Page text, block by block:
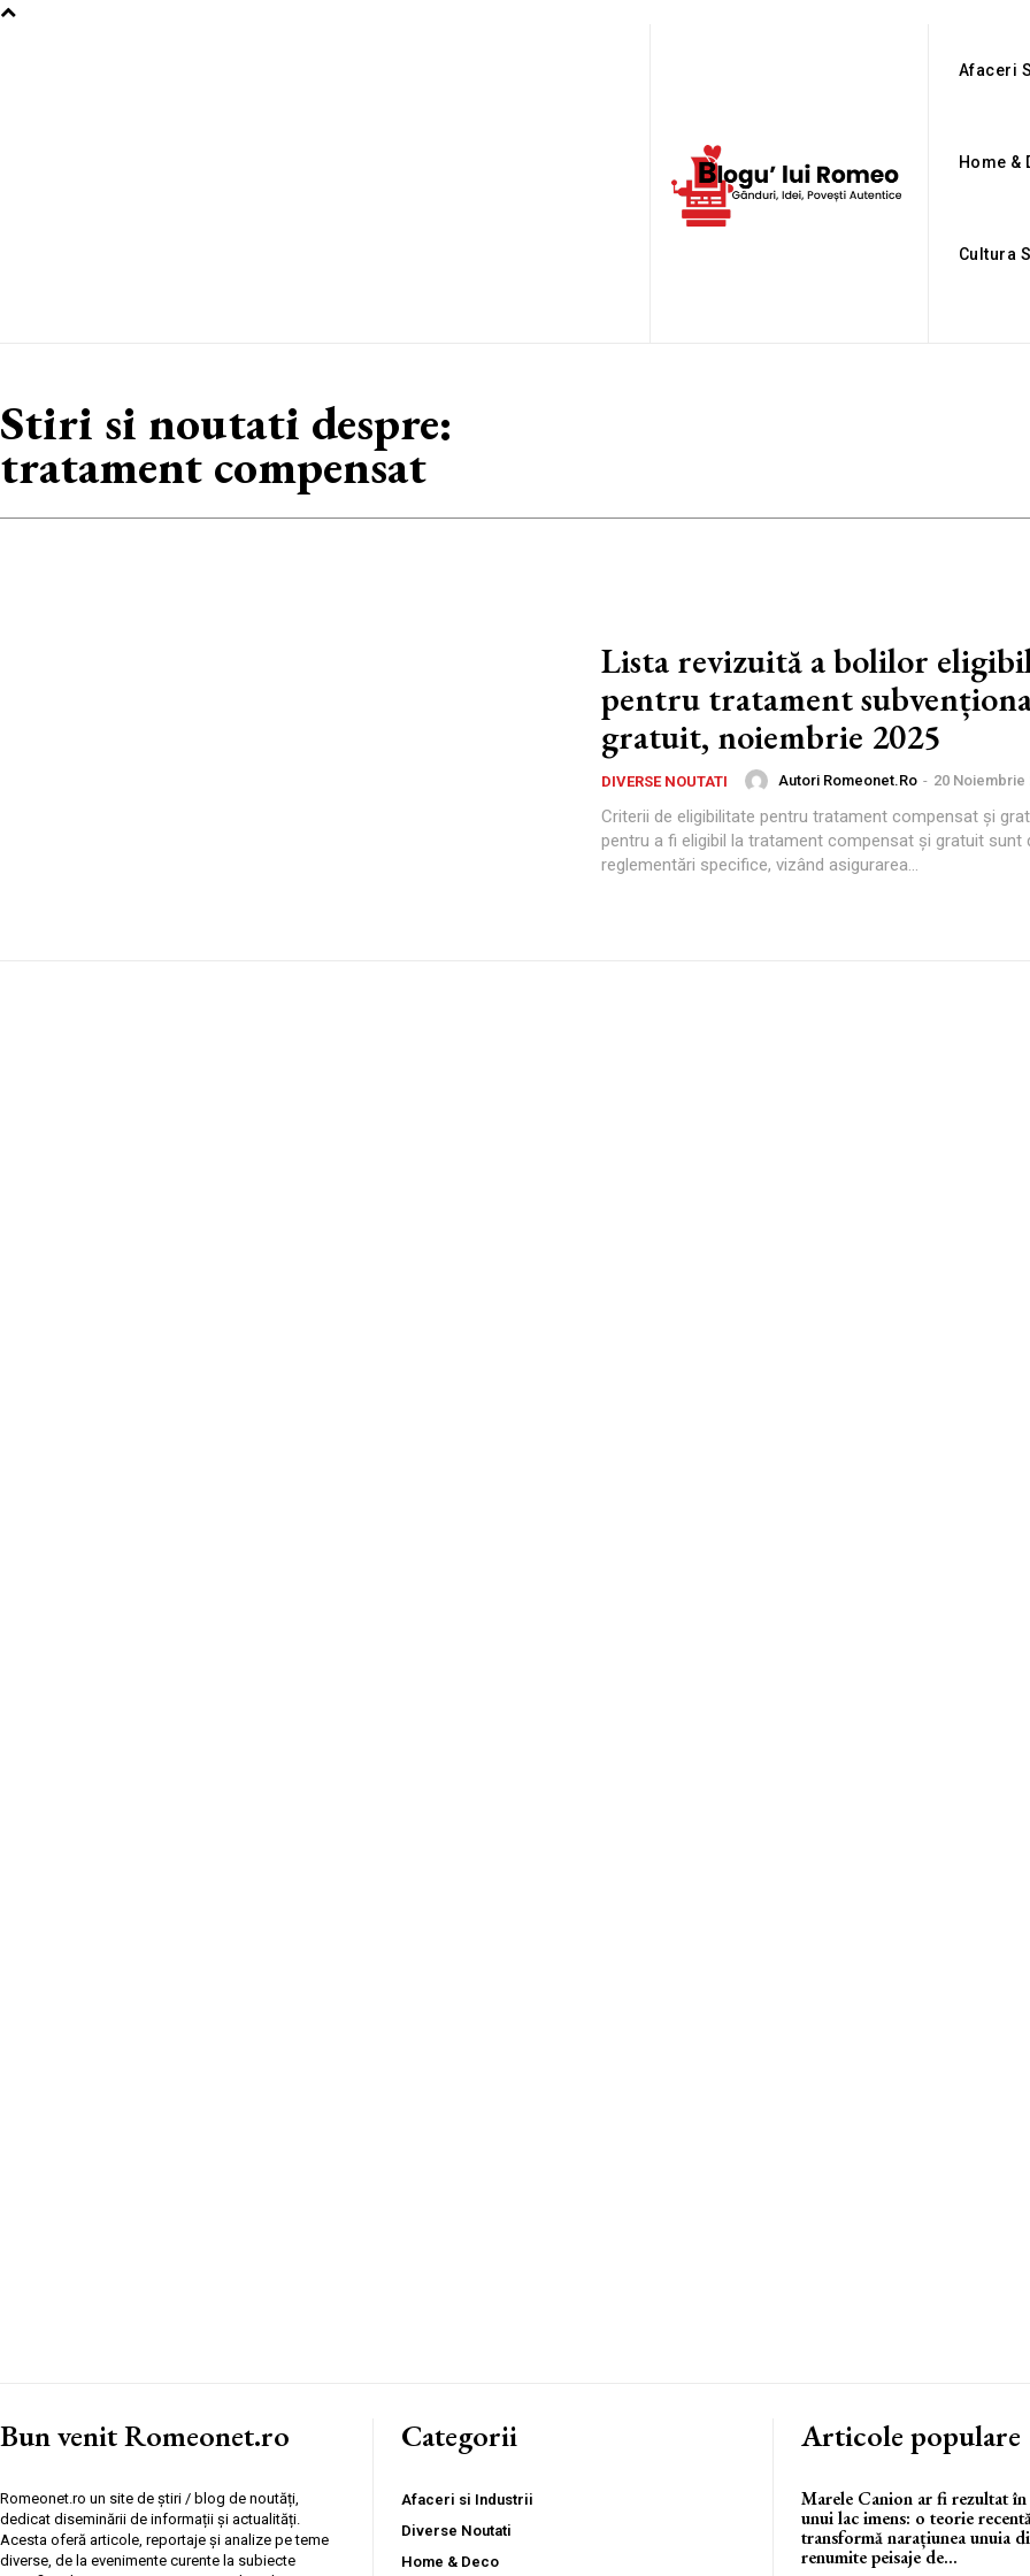
Afaceri
Home &
Cultura
Stiri si noutati despre:
tratament compensat
Lista revizuită a bolilor
pentru tratament
gratuit, noiembrie 2025
DIVERSE NOUTATI Autori Romeonet.ro - 20 Noiembrie
Criterii de eligibilitate pentru tratament compensat și
pentru a fi eligibil la tratament compensat și gratuit sunt
reglementări specifice, vizând asigurarea...
Bun venit Romeonet.ro
Romeonet.ro un site de știri / blog de noutăți,
dedicat diseminării de informații și actualități.
Acesta oferă articole, reportaje și analize pe teme
diverse, de la evenimente curente la subiecte
Categorii
Afaceri si Industrii
Diverse Noutati
Home & Deco
Articole populare
Marele Canion ar fi rezultat
unui lac imens: o teorie
transformă narațiunea unuia
renumite peisaje de...